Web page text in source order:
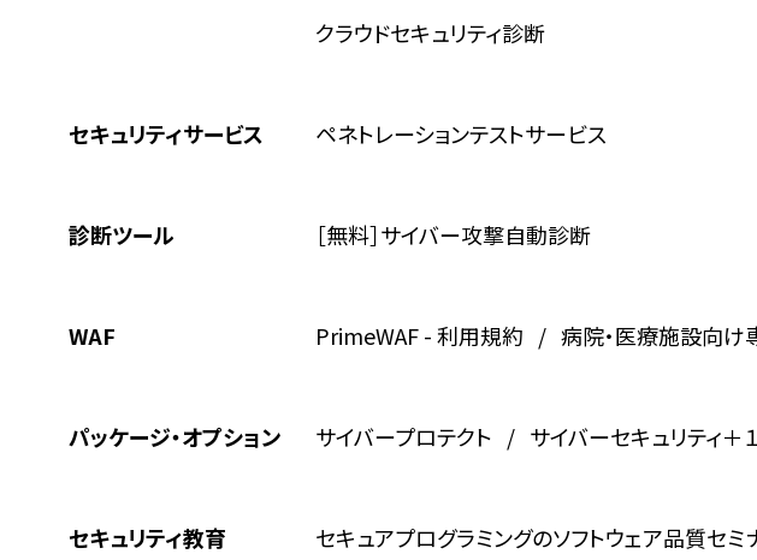
クラウドセキュリティ診断
セキュリティサービス ペネトレーションテストサービス
診断ツール ［無料］サイバー攻撃自動診断
WAF PrimeWAF-利用規約 病院・医療施設向け
パッケージ・オプション サイバープロテクト サイバーセキュリティ＋１
セキュリティ教育 セキュアプログラミングのソフトウェア品質セミ